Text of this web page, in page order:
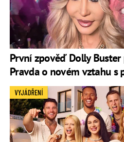
První zpověď Dolly
Pravda o novém vztahu s
VYJÁDŘENÍ